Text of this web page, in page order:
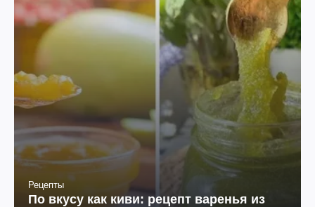
Рецепты
По вкусу как киви: рецепт варенья из